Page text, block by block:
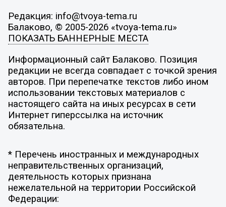
Редакция: info@tvoya-tema.ru
Балаково, © 2005-2026 «tvoya-tema.ru»
ПОКАЗАТЬ БАННЕРНЫЕ МЕСТА
Информационный сайт Балаково. Позиция
редакции не всегда совпадает с точкой зрения
авторов. При перепечатке текстов либо ином
использовании текстовых материалов с
настоящего сайта на иных ресурсах в сети
Интернет гиперссылка на источник
обязательна.
* Перечень иностранных и международных
неправительственных организаций,
деятельность которых признана
нежелательной на территории Российской
Федерации: